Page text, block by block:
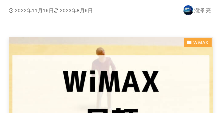
2022年11月16日 2023年8月6日 瀧澤 亮
WiMAX